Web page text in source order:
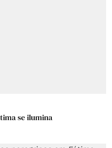
se ilumina